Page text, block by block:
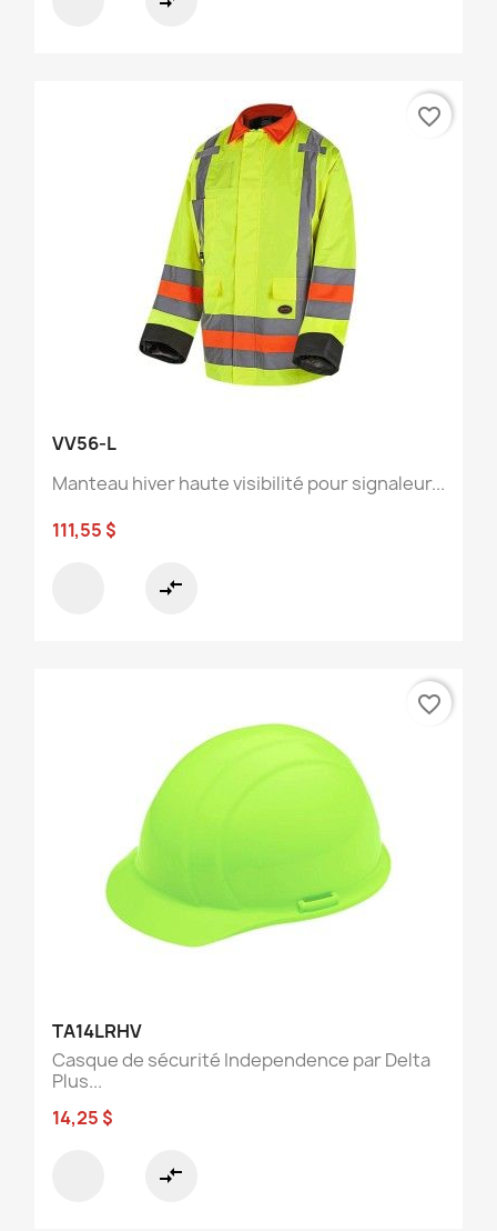
VV56-L
Manteau hiver haute visibilité pour signaleur...
111,55 $
compare_arrows
favorite_border
TA14LRHV
Casque de sécurité Independence par Delta
Plus...
14,25 $
compare_arrows
favorite_border